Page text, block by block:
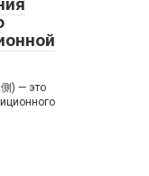
) — это